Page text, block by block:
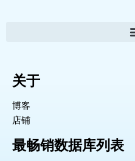
关于
博客
店铺
最畅销数据库列表